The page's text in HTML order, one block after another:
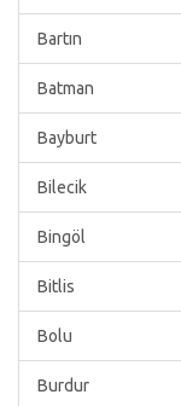
Bartın
Batman
Bayburt
Bilecik
Bingöl
Bitlis
Bolu
Burdur